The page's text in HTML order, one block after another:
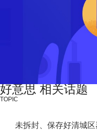
好意思 相关话题
TOPIC
未拆封、保存好清城